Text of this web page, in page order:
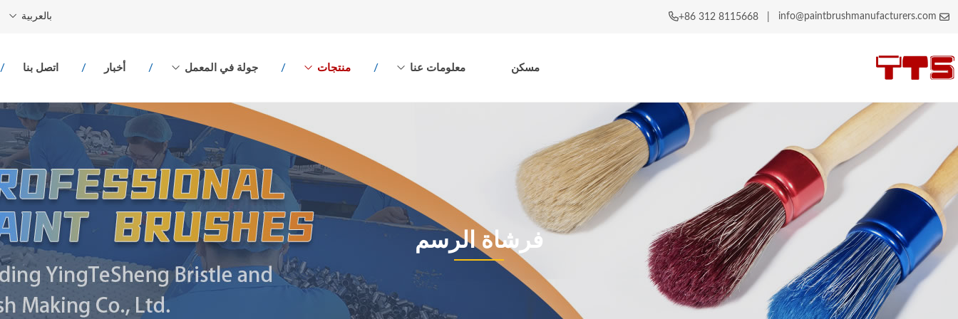
info@paintbrushmanufacturers.com
+86 312 8115668 بالعربية
مسكن معلومات عنا منتجات جولة في المعمل أخبار اتصل بنا
فرشاة الرسم